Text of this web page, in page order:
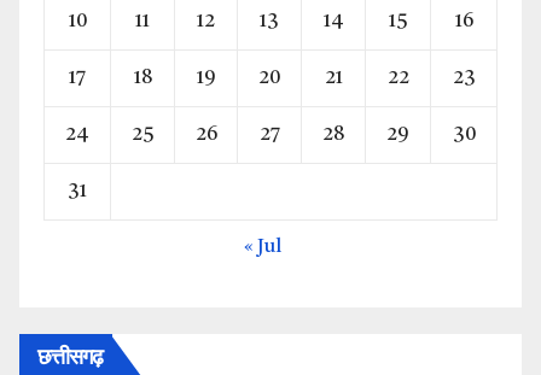
10 11 12 13 14 15 16
17 18 19 20 21 22 23
24 25 26 27 28 29 30
31
« Jul
छत्तीसगढ़